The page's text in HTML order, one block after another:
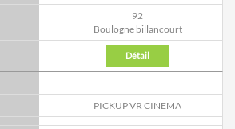
92
Boulogne billancourt
Détail
PICKUP VR CINEMA